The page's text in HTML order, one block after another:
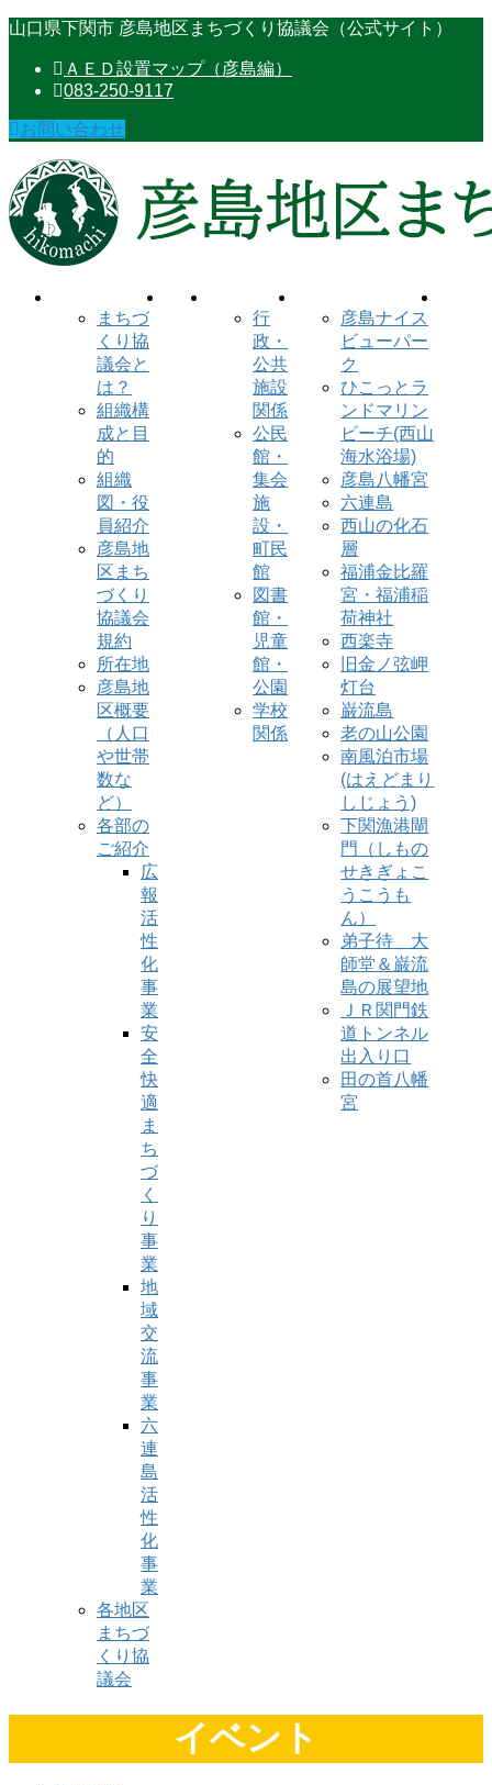
コ
ツ
に
動
ナ
シ
ョ
に
移
動
山口県下関市 彦島地区まちづくり協議会（公式サイト）
ＡＥＤ設置マップ（彦島編）
083-250-9117
お問い合わせ
まちづ
くり協
議会と
は？
組織構
成と目
的
組織
図・役
員紹介
彦島地
区まち
づくり
協議会
規約
所在地
彦島地
区概要
（人口
や世帯
数な
ど）
各部の
ご紹介
広
報
活
性
化
事
業
安
全
快
適
ま
ち
づ
く
り
事
業
地
域
交
流
事
業
六
連
島
活
性
化
事
業
各地区
まちづ
くり協
議会
行
政・
公共
施設
関係
公民
館・
集会
施
設・
町民
館
図書
館・
児童
館・
公園
学校
関係
彦島ナイス
ビューパー
ク
ひこっとラ
ンドマリン
ビーチ(西山
海水浴場)
彦島八幡宮
六連島
西山の化石
層
福浦金比羅
宮・福浦稲
荷神社
西楽寺
旧金ノ弦岬
灯台
巌流島
老の山公園
南風泊市場
(はえどまり
しじょう)
下関漁港閘
門（しもの
せきぎょこ
うこうも
ん）
弟子待 大
師堂＆巌流
島の展望地
ＪＲ関門鉄
道トンネル
出入り口
田の首八幡
宮
イベント